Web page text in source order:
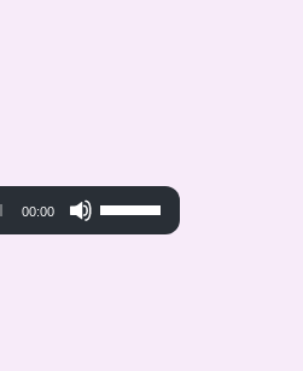
00:00
Utilisez
les